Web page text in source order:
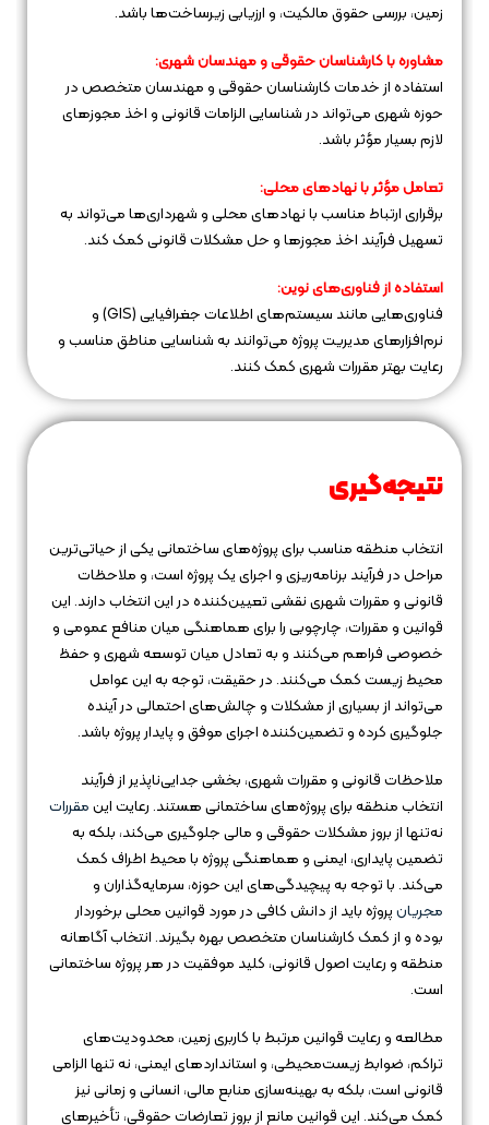
زمین، بررسی حقوق مالکیت، و ارزیابی زیرساخت‌ها باشد.
مشاوره با کارشناسان حقوقی و مهندسان شهری:
استفاده از خدمات کارشناسان حقوقی و مهندسان متخصص در
حوزه شهری می‌تواند در شناسایی الزامات قانونی و اخذ مجوزهای
لازم بسیار مؤثر باشد.
تعامل مؤثر با نهادهای محلی:
برقراری ارتباط مناسب با نهادهای محلی و شهرداری‌ها می‌تواند به
تسهیل فرآیند اخذ مجوزها و حل مشکلات قانونی کمک کند.
استفاده از فناوری‌های نوین:
فناوری‌هایی مانند سیستم‌های اطلاعات جغرافیایی (GIS) و
نرم‌افزارهای مدیریت پروژه می‌توانند به شناسایی مناطق مناسب و
رعایت بهتر مقررات شهری کمک کنند.
نتیجه‌گیری
انتخاب منطقه مناسب برای پروژه‌های ساختمانی یکی از حیاتی‌ترین
مراحل در فرآیند برنامه‌ریزی و اجرای یک پروژه است، و ملاحظات
قانونی و مقررات شهری نقشی تعیین‌کننده در این انتخاب دارند. این
قوانین و مقررات، چارچوبی را برای هماهنگی میان منافع عمومی و
خصوصی فراهم می‌کنند و به تعادل میان توسعه شهری و حفظ
محیط زیست کمک می‌کنند. در حقیقت، توجه به این عوامل
می‌تواند از بسیاری از مشکلات و چالش‌های احتمالی در آینده
جلوگیری کرده و تضمین‌کننده اجرای موفق و پایدار پروژه باشد.
ملاحظات قانونی و مقررات شهری، بخشی جدایی‌ناپذیر از فرآیند
انتخاب منطقه برای پروژه‌های ساختمانی هستند. رعایت اینمقررات
نه‌تنها از بروز مشکلات حقوقی و مالی جلوگیری می‌کند، بلکه به
تضمین پایداری، ایمنی و هماهنگی پروژه با محیط اطراف کمک
می‌کند. با توجه به پیچیدگی‌های این حوزه، سرمایه‌گذاران و
مجریانپروژه باید از دانش کافی در مورد قوانین محلی برخوردار
بوده و از کمک کارشناسان متخصص بهره بگیرند. انتخاب آگاهانه
منطقه و رعایت اصول قانونی، کلید موفقیت در هر پروژه ساختمانی
است.
مطالعه و رعایت قوانین مرتبط با کاربری زمین، محدودیت‌های
تراکم، ضوابط زیست‌محیطی، و استانداردهای ایمنی، نه تنها الزامی
قانونی است، بلکه به بهینه‌سازی منابع مالی، انسانی و زمانی نیز
کمک می‌کند. این قوانین مانع از بروز تعارضات حقوقی، تأخیرهای